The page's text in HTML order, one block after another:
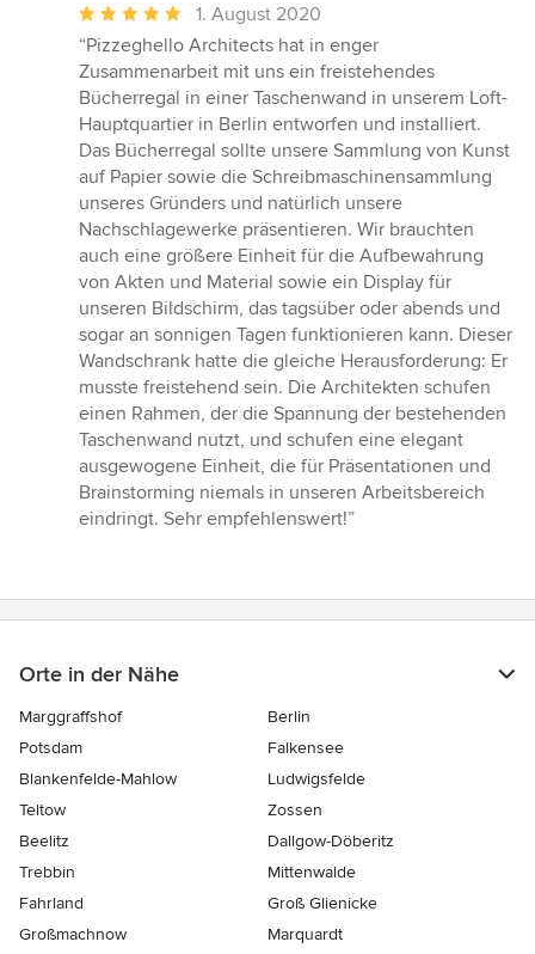
Durchschnittliche
Bewertung:
5
von
5
Sternen
1. August 2020
“Pizzeghello Architects hat in enger
Zusammenarbeit mit uns ein freistehendes
Bücherregal in einer Taschenwand in unserem Loft-
Hauptquartier in Berlin entworfen und installiert.
Das Bücherregal sollte unsere Sammlung von Kunst
auf Papier sowie die Schreibmaschinensammlung
unseres Gründers und natürlich unsere
Nachschlagewerke präsentieren. Wir brauchten
auch eine größere Einheit für die Aufbewahrung
von Akten und Material sowie ein Display für
unseren Bildschirm, das tagsüber oder abends und
sogar an sonnigen Tagen funktionieren kann. Dieser
Wandschrank hatte die gleiche Herausforderung: Er
musste freistehend sein. Die Architekten schufen
einen Rahmen, der die Spannung der bestehenden
Taschenwand nutzt, und schufen eine elegant
ausgewogene Einheit, die für Präsentationen und
Brainstorming niemals in unseren Arbeitsbereich
eindringt. Sehr empfehlenswert!”
Orte in der Nähe
Marggraffshof
Berlin
Potsdam
Falkensee
Blankenfelde-Mahlow
Ludwigsfelde
Teltow
Zossen
Beelitz
Dallgow-Döberitz
Trebbin
Mittenwalde
Fahrland
Groß Glienicke
Großmachnow
Marquardt